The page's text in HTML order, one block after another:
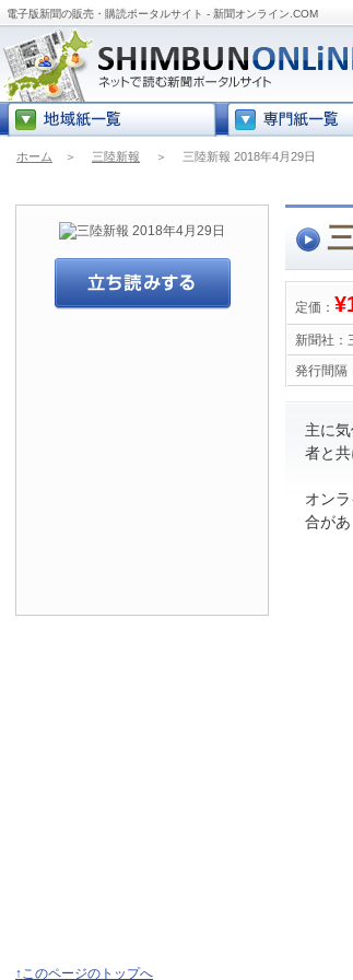
電子版新聞の販売・購読ポータルサイト - 新聞オンライン.COM
ホーム ＞ 三陸新報 ＞ 三陸新報 2018年4月29日
定価：
新聞社：
発行間隔
主に
者と
オンラ
合があ
↑このページのトップへ